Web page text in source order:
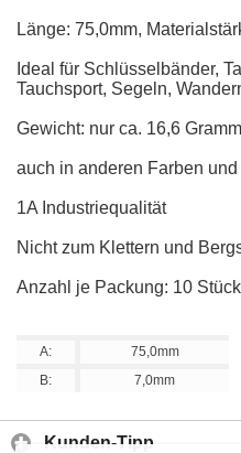
Länge: 75,0mm,
Ideal für Schlüsselbänder,
Tauchsport, Segeln,
Gewicht: nur ca. 16,6
auch in anderen Farben
1A Industriequalität
Nicht zum Klettern und
Anzahl je Packung: 10 Stück
A:
75,0mm
B:
7,0mm
Kunden-Tipp